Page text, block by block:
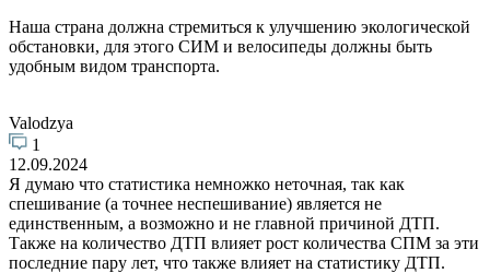
Наша страна должна стремиться к улучшению экологической
обстановки, для этого СИМ и велосипеды должны быть
удобным видом транспорта.
Valodzya
1
12.09.2024
Я думаю что статистика немножко неточная, так как
спешивание (а точнее неспешивание) является не
единственным, а возможно и не главной причиной ДТП.
Также на количество ДТП влияет рост количества СПМ за эти
последние пару лет, что также влияет на статистику ДТП.